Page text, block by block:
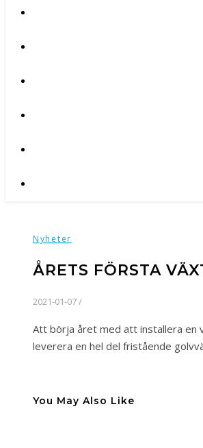
Nyheter
ÅRETS FÖRSTA
2021-01-07/
Att börja året med att installera en
leverera en hel del fristående
You May Also Like